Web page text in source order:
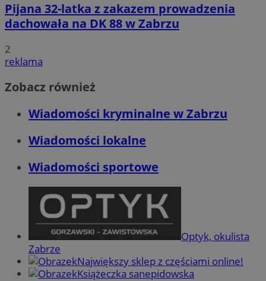
Pijana 32-latka z zakazem prowadzenia
dachowała na DK 88 w Zabrzu
2
reklama
Zobacz również
Wiadomości kryminalne w Zabrzu
Wiadomości lokalne
Wiadomości sportowe
Optyk, okulista
Zabrze
Największy sklep z częściami online!
Książeczka sanepidowska